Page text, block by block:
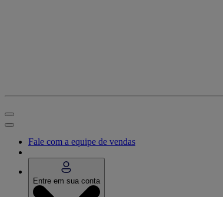
Fale com a equipe de vendas
Entre em sua conta